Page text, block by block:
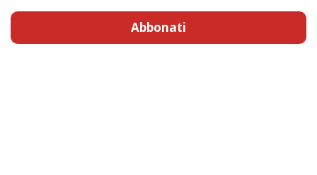
Abbonati